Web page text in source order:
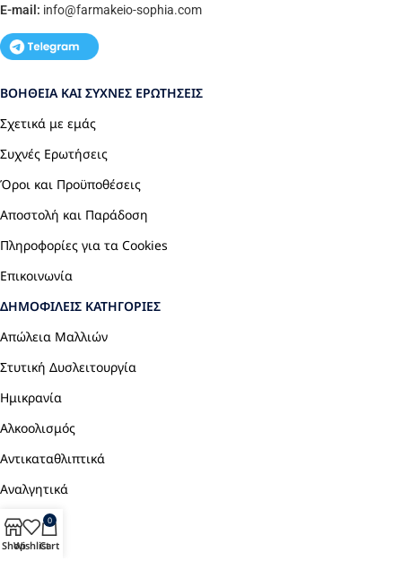
E-mail: info@farmakeio-sophia.com
ΒΟΉΘΕΙΑ ΚΑΙ ΣΥΧΝΈΣ ΕΡΩΤΉΣΕΙΣ
Σχετικά με εμάς
Συχνές Ερωτήσεις
Όροι και Προϋποθέσεις
Αποστολή και Παράδοση
Πληροφορίες για τα Cookies
Επικοινωνία
ΔΗΜΟΦΙΛΕΊΣ ΚΑΤΗΓΟΡΊΕΣ
Απώλεια Μαλλιών
Στυτική Δυσλειτουργία
Ημικρανία
Αλκοολισμός
Αντικαταθλιπτικά
Αναλγητικά
ShopWishlist
0
Cart